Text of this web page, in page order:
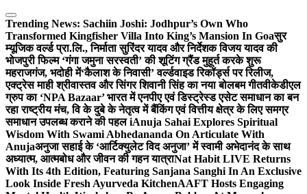
Skip
to
content
Trending News: Sachiin Joshi: Jodhpur’s Own Who
Transformed Kingfisher Villa Into King’s Mansion In Goaसुर
म्यूजिक वर्ल्ड प्रा.लि., निर्माता सुरिंदर यादव और निर्देशक विजय यादव की
भोजपुरी फिल्म ‘गंगा जमुना सरस्वती’ की शूटिंग ग्रैंड मुहूर्त करके शुरू
महराजगंज, भदोही में‘कैलाश के निवासी’ वर्ल्डवाइड रिकॉर्ड्स पर रिलीज,
एक्ट्रेस माही श्रीवास्तव और सिंगर शिवानी सिंह का नया बोलबम गीतवीकेडीएल
ग्रुप का ‘NPA Bazaar’ भारत में एनपीए एवं डिस्ट्रेस्ड एसेट समाधान का बन
रहा राष्ट्रीय मंच, वि के दुबे के नेतृत्व में बैंकिंग एवं वित्तीय क्षेत्र के लिए समग्र
समाधान उपलब्ध कराने की पहल iAnuja Sahai Explores Spiritual
Wisdom With Swami Abhedananda On Articulate With
Anujaअनुजा सहाई के ‘आर्टिक्युलेट विद अनुजा’ में स्वामी अभेदानंद के साथ
अध्यात्म, आत्मबोध और जीवन की गहन यात्राNat Habit LIVE Returns
With Its 4th Edition, Featuring Sanjana Sanghi In An Exclusive
Look Inside Fresh Ayurveda KitchenAAFT Hosts Engaging